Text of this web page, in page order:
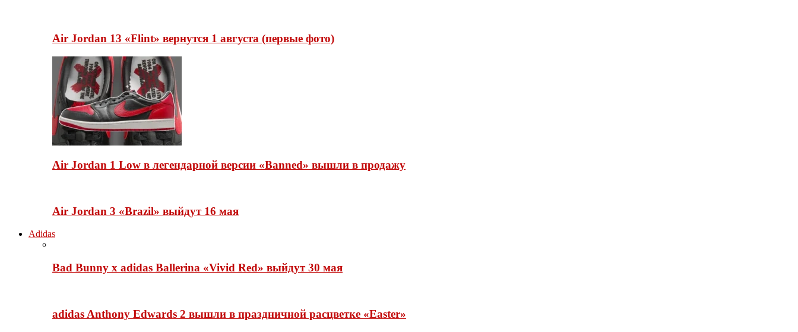
Air Jordan 13 «Flint» вернутся 1 августа (первые фото)
Air Jordan 1 Low в легендарной версии «Banned» вышли в продажу
Air Jordan 3 «Brazil» выйдут 16 мая
Adidas
Bad Bunny x adidas Ballerina «Vivid Red» выйдут 30 мая
adidas Anthony Edwards 2 вышли в праздничной расцветке «Easter»